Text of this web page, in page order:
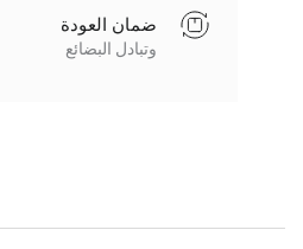
ضمان العودة
وتبادل البضائع